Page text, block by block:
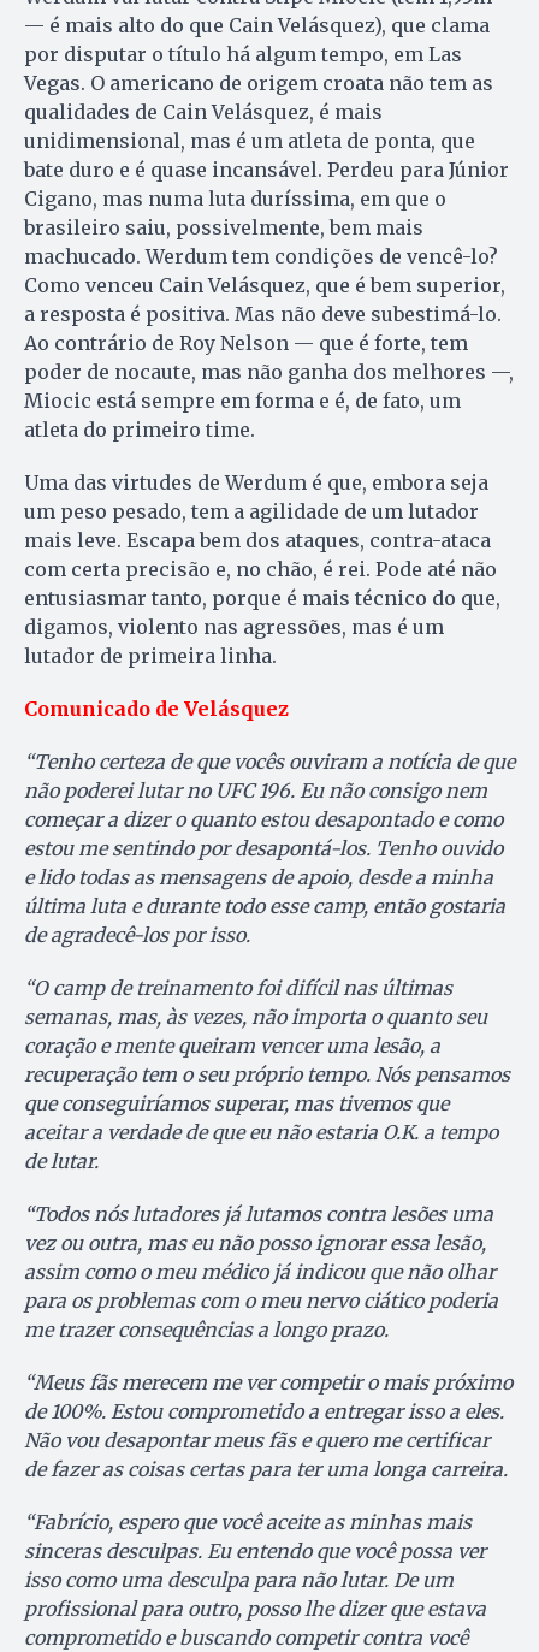
— é mais alto do que Cain Velásquez), que clama
por disputar o título há algum tempo, em Las
Vegas. O americano de origem croata não tem as
qualidades de Cain Velásquez, é mais
unidimensional, mas é um atleta de ponta, que
bate duro e é quase incansável. Perdeu para Júnior
Cigano, mas numa luta duríssima, em que o
brasileiro saiu, possivelmente, bem mais
machucado. Werdum tem condições de vencê-lo?
Como venceu Cain Velásquez, que é bem superior,
a resposta é positiva. Mas não deve subestimá-lo.
Ao contrário de Roy Nelson — que é forte, tem
poder de nocaute, mas não ganha dos melhores —,
Miocic está sempre em forma e é, de fato, um
atleta do primeiro time.
Uma das virtudes de Werdum é que, embora seja
um peso pesado, tem a agilidade de um lutador
mais leve. Escapa bem dos ataques, contra-ataca
com certa precisão e, no chão, é rei. Pode até não
entusiasmar tanto, porque é mais técnico do que,
digamos, violento nas agressões, mas é um
lutador de primeira linha.
Comunicado de Velásquez
“Tenho certeza de que vocês ouviram a notícia de que
não poderei lutar no UFC 196. Eu não consigo nem
começar a dizer o quanto estou desapontado e como
estou me sentindo por desapontá-los. Tenho ouvido
e lido todas as mensagens de apoio, desde a minha
última luta e durante todo esse camp, então gostaria
de agradecê-los por isso.
“O camp de treinamento foi difícil nas últimas
semanas, mas, às vezes, não importa o quanto seu
coração e mente queiram vencer uma lesão, a
recuperação tem o seu próprio tempo. Nós pensamos
que conseguiríamos superar, mas tivemos que
aceitar a verdade de que eu não estaria O.K. a tempo
de lutar.
“Todos nós lutadores já lutamos contra lesões uma
vez ou outra, mas eu não posso ignorar essa lesão,
assim como o meu médico já indicou que não olhar
para os problemas com o meu nervo ciático poderia
me trazer consequências a longo prazo.
“Meus fãs merecem me ver competir o mais próximo
de 100%. Estou comprometido a entregar isso a eles.
Não vou desapontar meus fãs e quero me certificar
de fazer as coisas certas para ter uma longa carreira.
“Fabrício, espero que você aceite as minhas mais
sinceras desculpas. Eu entendo que você possa ver
isso como uma desculpa para não lutar. De um
profissional para outro, posso lhe dizer que estava
comprometido e buscando competir contra você